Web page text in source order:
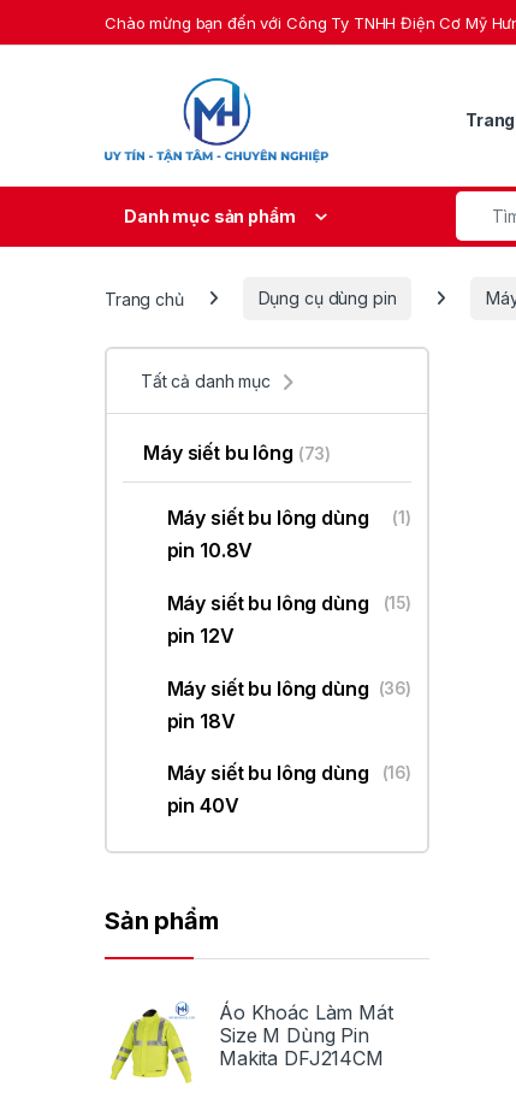
Skip to navigationChào mừng bạn đến với Công Ty TNHH Điện Cơ Mỹ
Danh mục sản phẩm
Search
Trang chủ Dụng cụ dùng pin
Tất cả danh mục
Máy siết bu lông (73)
Máy siết bu lông dùng
pin 10.8V
(1)
Máy siết bu lông dùng
pin 12V
(15)
Máy siết bu lông dùng
pin 18V
(36)
Máy siết bu lông dùng
pin 40V
(16)
Sản phẩm
Áo Khoác Làm Mát
Size M Dùng Pin
Makita DFJ214CM